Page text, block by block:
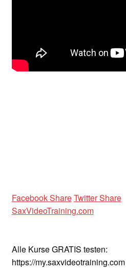
ÜBER UNS
Facebook ShareTwitter Share
SaxVideoTraining.com
Alle Kurse GRATIS testen:
https://my.saxvideotraining.com